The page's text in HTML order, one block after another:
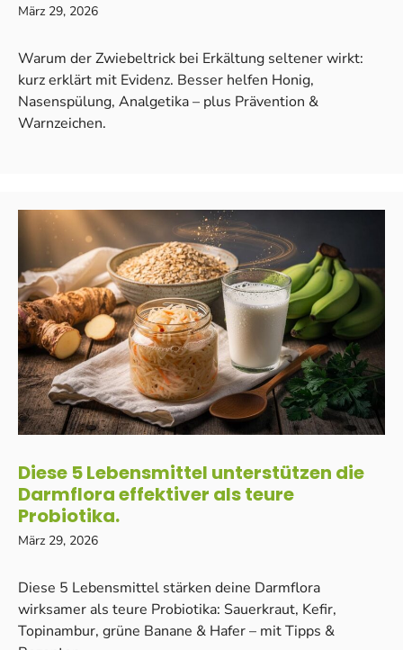
März 29, 2026
Warum der Zwiebeltrick bei Erkältung seltener wirkt:
kurz erklärt mit Evidenz. Besser helfen Honig,
Nasenspülung, Analgetika – plus Prävention &
Warnzeichen.
Diese 5 Lebensmittel unterstützen die
Darmflora effektiver als teure
Probiotika.
März 29, 2026
Diese 5 Lebensmittel stärken deine Darmflora
wirksamer als teure Probiotika: Sauerkraut, Kefir,
Topinambur, grüne Banane & Hafer – mit Tipps &